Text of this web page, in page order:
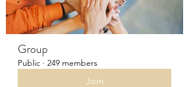
Group
Public · 249 members
Join